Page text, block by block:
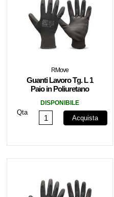
RMove
Guanti Lavoro Tg. L 1
Paio in Poliuretano
DISPONIBILE
Qta
Acquista